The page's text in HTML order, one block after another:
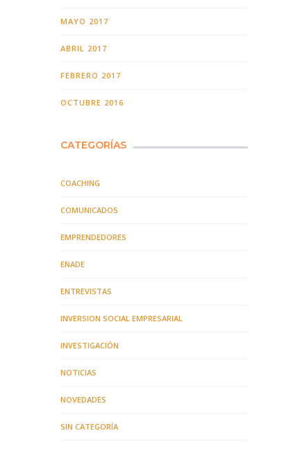
MAYO 2017
ABRIL 2017
FEBRERO 2017
OCTUBRE 2016
CATEGORÍAS
COACHING
COMUNICADOS
EMPRENDEDORES
ENADE
ENTREVISTAS
INVERSION SOCIAL EMPRESARIAL
INVESTIGACIÓN
NOTICIAS
NOVEDADES
SIN CATEGORÍA